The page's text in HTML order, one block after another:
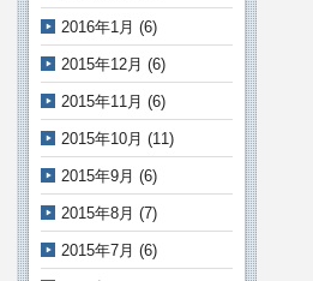
2016年1月 (6)
2015年12月 (6)
2015年11月 (6)
2015年10月 (11)
2015年9月 (6)
2015年8月 (7)
2015年7月 (6)